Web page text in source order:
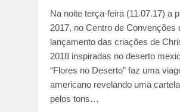
Na noite terça-feira (11.07.17) a
2017, no Centro de Convenções
lançamento das criações de
2018 inspiradas no deserto
“Flores no Deserto” faz uma
americano revelando uma
pelos tons…